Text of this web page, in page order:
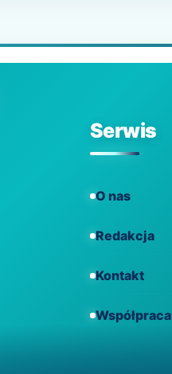
Serwis
O nas
Redakcja
Kontakt
Współpraca